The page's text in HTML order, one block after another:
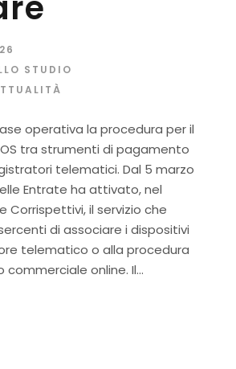
STUDIO
operativa la procedura per il
tra strumenti di pagamento
telematici. Dal 5 marzo
Entrate ha attivato, nel
Corrispettivi, il servizio che
di associare i dispositivi
telematico o alla procedura
online. Il...